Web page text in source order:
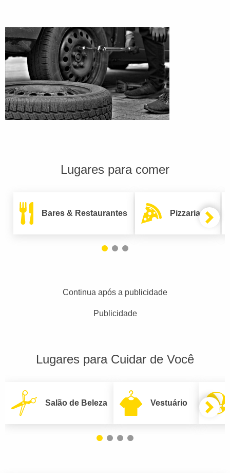
Lugares para comer
Bares & Restaurantes Pizzarias
Continua após a publicidade
Publicidade
Lugares para Cuidar de Você
Salão de Beleza Vestuário